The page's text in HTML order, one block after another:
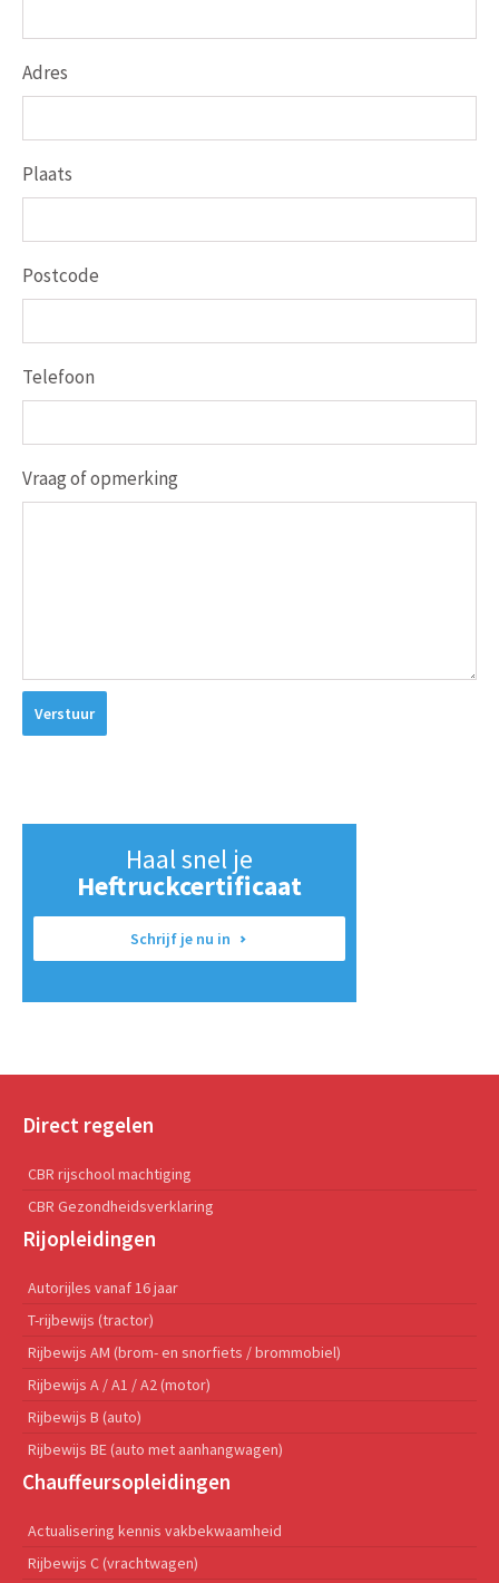
Adres
Plaats
Postcode
Telefoon
Vraag of opmerking
Verstuur
Haal snel je
Heftruckcertificaat
Schrijf je nu in
Direct regelen
CBR rijschool machtiging
CBR Gezondheidsverklaring
Rijopleidingen
Autorijles vanaf 16 jaar
T-rijbewijs (tractor)
Rijbewijs AM (brom- en snorfiets / brommobiel)
Rijbewijs A / A1 / A2 (motor)
Rijbewijs B (auto)
Rijbewijs BE (auto met aanhangwagen)
Chauffeursopleidingen
Actualisering kennis vakbekwaamheid
Rijbewijs C (vrachtwagen)